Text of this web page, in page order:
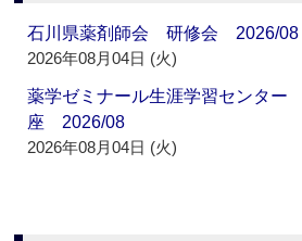
石川県薬剤師会 研修会 2026/08
2026年08月04日 (火)
薬学ゼミナール生涯学習センタ
座 2026/08
2026年08月04日 (火)